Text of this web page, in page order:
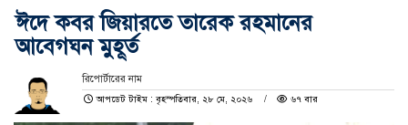
ঈদে কবর জিয়ারতে তারেক রহমানের
আবেগঘন মুহূর্ত
রিপোর্টারের নাম
আপডেট টাইম : বৃহস্পতিবার, ২৮ মে, ২০২৬
৬৭ বার